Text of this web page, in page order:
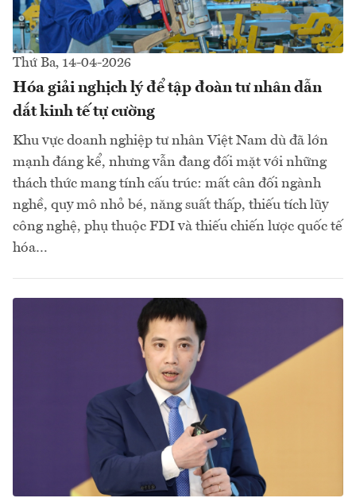
Thứ Ba, 14-04-2026
Hóa giải nghịch lý để tập đoàn tư nhân dẫn
dắt kinh tế tự cường
Khu vực doanh nghiệp tư nhân Việt Nam dù đã lớn
mạnh đáng kể, nhưng vẫn đang đối mặt với những
thách thức mang tính cấu trúc: mất cân đối ngành
nghề, quy mô nhỏ bé, năng suất thấp, thiếu tích lũy
công nghệ, phụ thuộc FDI và thiếu chiến lược quốc tế
hóa…